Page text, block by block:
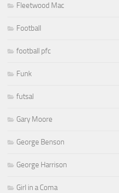
Fleetwood Mac
Football
football pfc
Funk
futsal
Gary Moore
George Benson
George Harrison
Girl in a Coma